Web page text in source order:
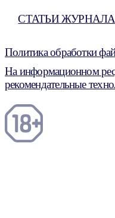
СТАТЬИ ЖУРНАЛА
Политика обработки
На информационном
рекомендательные